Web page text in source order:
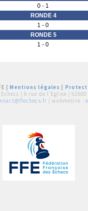
0 - 1
RONDE 4
1 - 0
RONDE 5
1 - 0
|Mentions légales
| 6 rue de l'Eglise | 92600
| webmestre :